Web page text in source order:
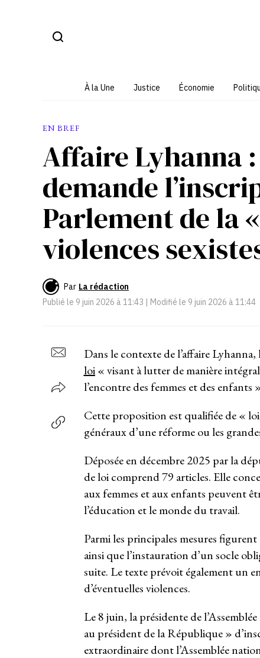
À la Une Justice Économie
EN BREF
Affaire Lyhanna
demande
Parlement de la
violences
Par La rédaction
Publié le 9 juin 2026 à 11:43 | Modifié le 9 juin 2026 à 11:44
Dans le contexte de l’affaire Lyhanna,
loi« visant à lutter de manière
l’encontre des femmes et des enfants
Cette proposition est qualifiée de «
généraux d’une réforme ou les
Déposée en décembre 2025 par la
de loi comprend 79 articles. Elle
aux femmes et aux enfants peuvent
l’éducation et le monde du travail.
Parmi les principales mesures
ainsi que l’instauration d’un socle
suite. Le texte prévoit également un
d’éventuelles violences.
Le 8 juin, la présidente de
au président de la République »
extraordinaire dont l’Assemblée